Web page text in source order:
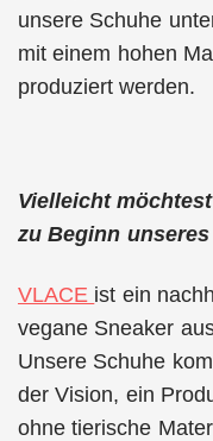
unsere Schuhe
mit einem hohen
produziert werden.
Vielleicht
zu Beginn
VLACE ist ein
vegane Sneaker
Unsere Schuhe
der Vision, ein
ohne tierische